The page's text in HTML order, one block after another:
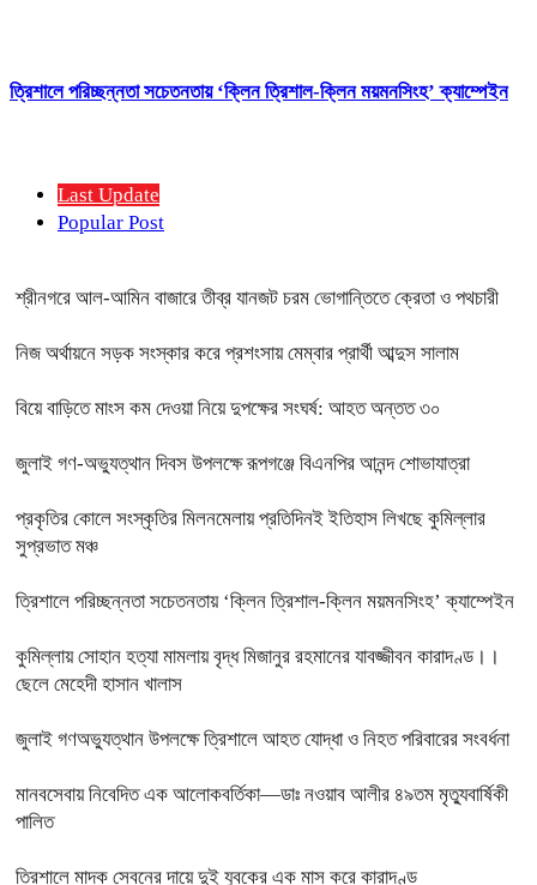
ত্রিশালে পরিচ্ছন্নতা সচেতনতায় ‘ক্লিন ত্রিশাল-ক্লিন ময়মনসিংহ’ ক্যাম্পেইন
Last Update
Popular Post
শ্রীনগরে আল-আমিন বাজারে তীব্র যানজট চরম ভোগান্তিতে ক্রেতা ও পথচারী
নিজ অর্থায়নে সড়ক সংস্কার করে প্রশংসায় মেম্বার প্রার্থী আব্দুস সালাম
বিয়ে বাড়িতে মাংস কম দেওয়া নিয়ে দুপক্ষের সংঘর্ষ: আহত অন্তত ৩০ ​
জুলাই গণ-অভ্যুত্থান দিবস উপলক্ষে রূপগঞ্জে বিএনপির আনন্দ শোভাযাত্রা
প্রকৃতির কোলে সংস্কৃতির মিলনমেলায় প্রতিদিনই ইতিহাস লিখছে কুমিল্লার
সুপ্রভাত মঞ্চ
ত্রিশালে পরিচ্ছন্নতা সচেতনতায় ‘ক্লিন ত্রিশাল-ক্লিন ময়মনসিংহ’ ক্যাম্পেইন
কুমিল্লায় সোহান হত্যা মামলায় বৃদ্ধ মিজানুর রহমানের যাবজ্জীবন কারাদণ্ড।।
ছেলে মেহেদী হাসান খালাস
জুলাই গণঅভ্যুত্থান উপলক্ষে ত্রিশালে আহত যোদ্ধা ও নিহত পরিবারের সংবর্ধনা
মানবসেবায় নিবেদিত এক আলোকবর্তিকা—ডাঃ নওয়াব আলীর ৪৯তম মৃত্যুবার্ষিকী
পালিত
ত্রিশালে মাদক সেবনের দায়ে দুই যুবকের এক মাস করে কারাদণ্ড